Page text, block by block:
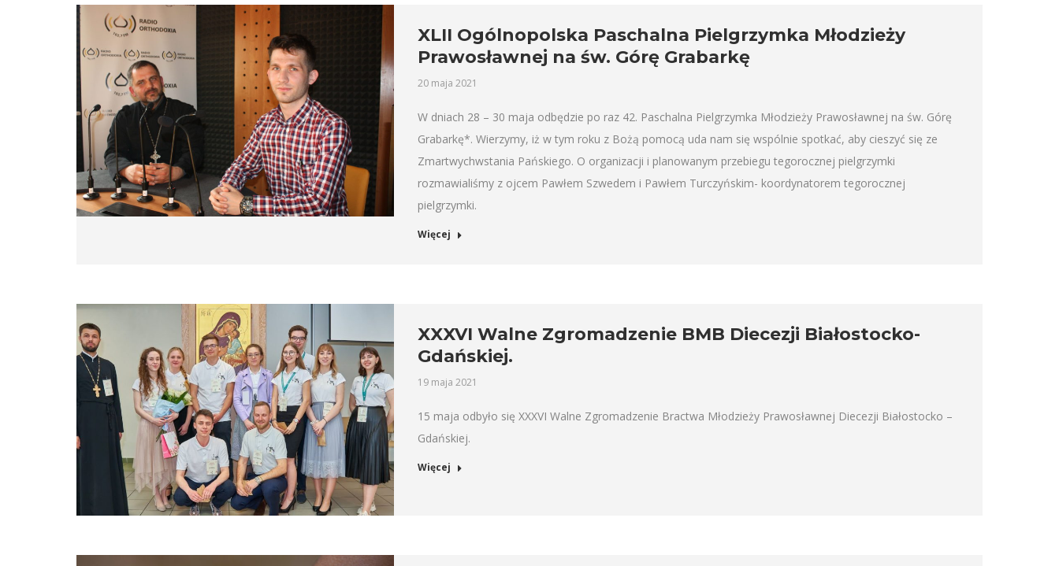
XLII Ogólnopolska Paschalna Pielgrzymka Młodzieży
Prawosławnej na św. Górę Grabarkę
20 maja 2021
W dniach 28 – 30 maja odbędzie po raz 42. Paschalna Pielgrzymka Młodzieży Prawosławnej na św. Górę
Grabarkę*. Wierzymy, iż w tym roku z Bożą pomocą uda nam się wspólnie spotkać, aby cieszyć się ze
Zmartwychwstania Pańskiego. O organizacji i planowanym przebiegu tegorocznej pielgrzymki
rozmawialiśmy z ojcem Pawłem Szwedem i Pawłem Turczyńskim- koordynatorem tegorocznej
pielgrzymki.
Więcej
XXXVI Walne Zgromadzenie BMB Diecezji Białostocko-
Gdańskiej.
19 maja 2021
15 maja odbyło się XXXVI Walne Zgromadzenie Bractwa Młodzieży Prawosławnej Diecezji Białostocko –
Gdańskiej.
Więcej